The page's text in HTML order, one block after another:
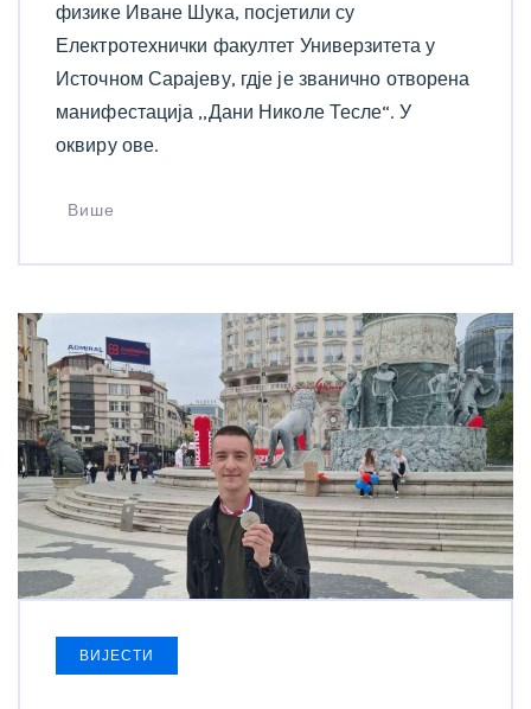
физике Иване Шука, посјетили су
Електротехнички факултет Универзитета у
Источном Сарајеву, гдје је званично отворена
манифестација ,,Дани Николе Тесле“. У
оквиру ове.
Више
ВИЈЕСТИ